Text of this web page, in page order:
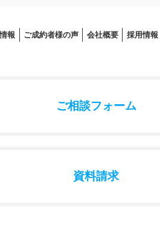
報 ご成約者様の声 会社概要 採⽤情報
ご相談フォーム
資料請求